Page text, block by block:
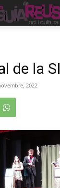
de la
2022